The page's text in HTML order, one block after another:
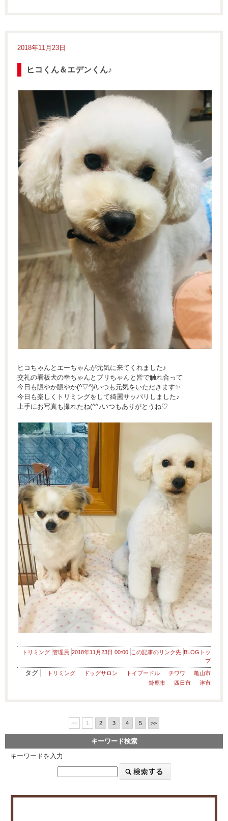
2018年11月23日
ヒコくん＆エデンくん♪
ヒコちゃんとエーちゃんが元気に来てくれました♪
交礼の看板犬の幸ちゃんとブリちゃんと皆で触れ合って
今日も賑やか賑やか(^▽^)/いつも元気をいただきます✨
今日も楽しくトリミングをして綺麗サッパリしました♪
上手にお写真も撮れたね(^^♪いつもありがとうね♡
トリミング 管理員 2018年11月23日 00:00 この記事のリンク先 BLOGトッ
プ
タグ トリミング ドッグサロン トイプードル チワワ
亀山市
鈴鹿市
四日市 津市
<< 1 2 3 4 5 >>
キーワード検索
キーワードを入力